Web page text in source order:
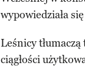
wypowiedziała
Leśnicy
ciągłości